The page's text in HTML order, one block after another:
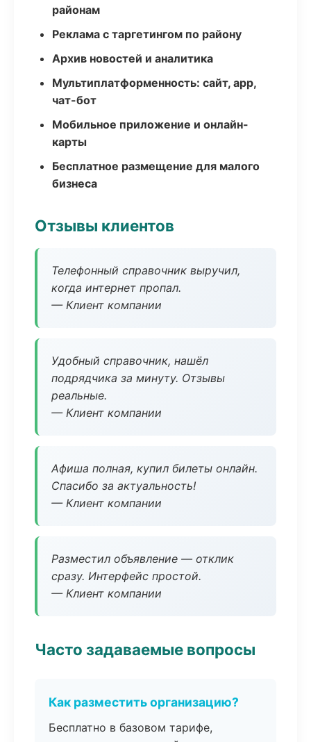
районам
Реклама с таргетингом по району
Архив новостей и аналитика
Мультиплатформенность: сайт, app,
чат-бот
Мобильное приложение и онлайн-
карты
Бесплатное размещение для малого
бизнеса
Отзывы клиентов
Телефонный справочник выручил,
когда интернет пропал.
— Клиент компании
Удобный справочник, нашёл
подрядчика за минуту. Отзывы
реальные.
— Клиент компании
Афиша полная, купил билеты онлайн.
Спасибо за актуальность!
— Клиент компании
Разместил объявление — отклик
сразу. Интерфейс простой.
— Клиент компании
Часто задаваемые вопросы
Как разместить организацию?
Бесплатно в базовом тарифе,